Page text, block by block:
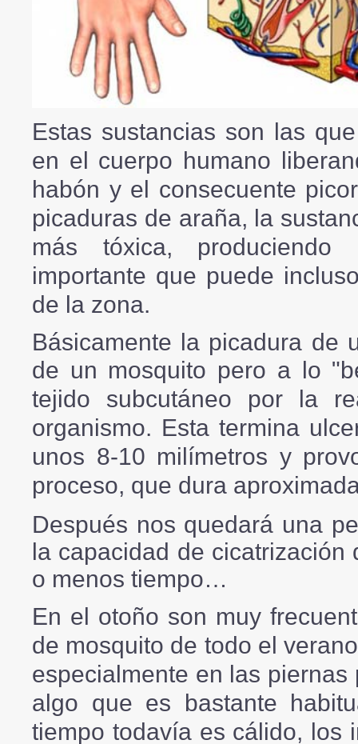
Estas sustancias son las
en el cuerpo humano
habón y el consecuente
picaduras de araña, la
más tóxica, produciendo
importante que puede
de la zona.
Básicamente la picadura de
de un mosquito pero a lo
tejido subcutáneo por la
organismo. Esta termina
unos 8-10 milímetros y
proceso, que dura
Después nos quedará una
la capacidad de
o menos tiempo…
En el otoño son muy
de mosquito de todo el
especialmente en las
algo que es bastante
tiempo todavía es cálido, los